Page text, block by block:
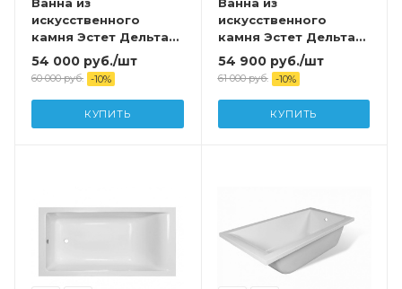
искусственного
камня Эстет Дельта
150А 150х70 с
возможностью
изменения размера
(комплект) с
подставкой и сливом
54 000 руб./шт
60 000руб. -10%
КУПИТЬ
искусственного
камня Эстет Дельта
170А 170х70 с
возможностью
изменения размера
(комплект с
подставкой и сливом
54 900руб./шт
61 000руб. -10%
КУПИТЬ